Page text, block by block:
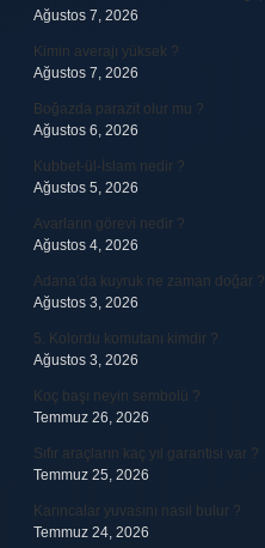
Ağustos 7, 2026
Kimin averajı yüksek ?
Ağustos 7, 2026
Boğazda parazit olur mu ?
Ağustos 6, 2026
Kubbet-ül-İslam nedir ?
Ağustos 5, 2026
Avarların görevi nedir ?
Ağustos 4, 2026
Adana’da kuyruk ne zaman doğar ?
Ağustos 3, 2026
5. Kolordu komutanı kimdir ?
Ağustos 3, 2026
Koç başı neyin sembolü ?
Temmuz 26, 2026
Sıfır araçların kaç yıl garantisi var ?
Temmuz 25, 2026
Karıncalar yuvasını nasıl bulur ?
Temmuz 24, 2026